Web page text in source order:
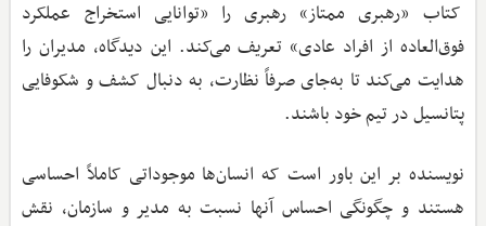
کتاب «رهبری ممتاز» رهبری را «توانایی استخراج عملکرد
فوق‌العاده از افراد عادی» تعریف می‌کند. این دیدگاه، مدیران را
هدایت می‌کند تا به‌جای صرفاً نظارت، به دنبال کشف و شکوفایی
پتانسیل در تیم خود باشند.
نویسنده بر این باور است که انسان‌ها موجوداتی کاملاً احساسی
هستند و چگونگی احساس آنها نسبت به مدیر و سازمان، نقش